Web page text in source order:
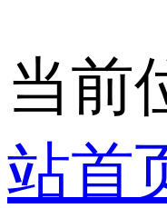
当前
站首